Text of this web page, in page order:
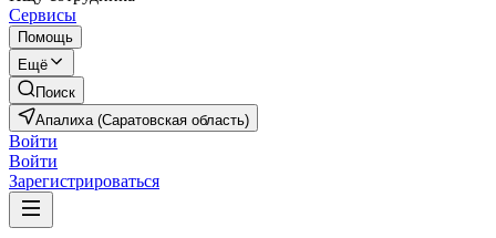
Сервисы
Помощь
Ещё
Поиск
Апалиха (Саратовская область)
Войти
Войти
Зарегистрироваться